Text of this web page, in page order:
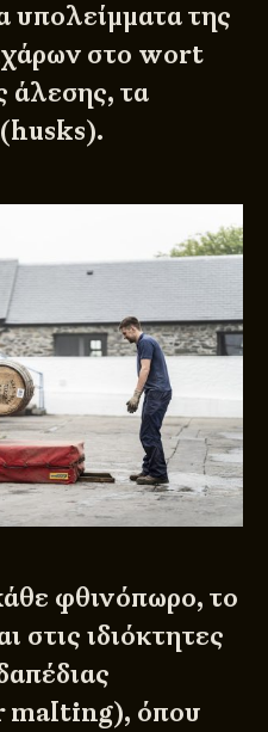
υπολείμματα της
στο wort
άλεσης, τα
φθινόπωρο, το
στις ιδιόκτητες
malting), όπου